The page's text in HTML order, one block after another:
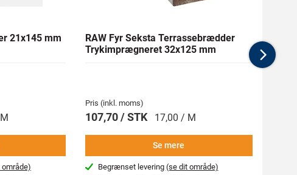
21x145 mm
område)
RAW Fyr Seksta Terrassebrædder
Trykimprægneret 32x125 mm
Pris (inkl. moms)
107,70 / STK 17,00 / M
Se mere
Begrænset levering (se dit område)
mm